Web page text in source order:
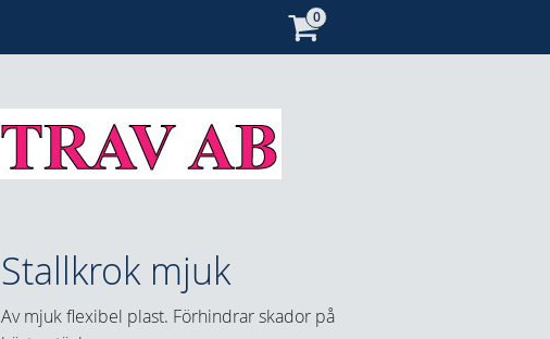
Stallkrok mjuk
Av mjuk flexibel plast. Förhindrar skador på